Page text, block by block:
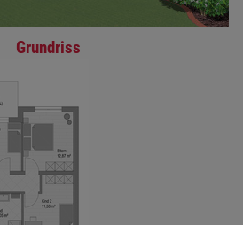
Grundriss